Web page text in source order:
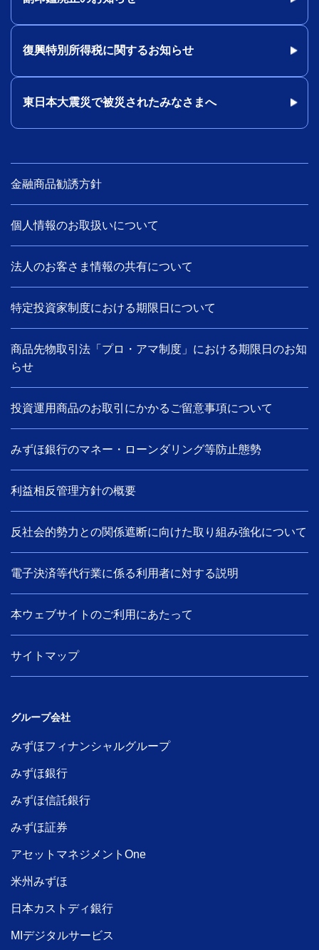
復興特別所得税に関するお知らせ
東日本大震災で被災されたみなさまへ
金融商品勧誘方針
個人情報のお取扱いについて
法人のお客さま情報の共有について
特定投資家制度における期限日について
商品先物取引法「プロ・アマ制度」における期限日のお知
らせ
投資運用商品のお取引にかかるご留意事項について
みずほ銀行のマネー・ローンダリング等防止態勢
利益相反管理方針の概要
反社会的勢力との関係遮断に向けた取り組み強化について
電子決済等代行業に係る利用者に対する説明
本ウェブサイトのご利用にあたって
サイトマップ
グループ会社
みずほフィナンシャルグループ
みずほ銀行
みずほ信託銀行
みずほ証券
アセットマネジメントOne
米州みずほ
日本カストディ銀行
MIデジタルサービス